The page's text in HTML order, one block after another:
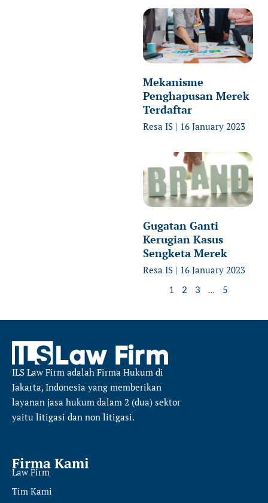
Mekanisme
Penghapusan Merek
Terdaftar
Resa IS 16 January 2023
Gugatan Ganti
Kerugian Kasus
Sengketa Merek
Resa IS 16 January 2023
1 2 3 … 5
ILS Law Firm adalah Firma Hukum di
Jakarta, Indonesia yang memberikan
layanan jasa hukum dalam 2 (dua) sektor
yaitu litigasi dan non litigasi.
Firma Kami
Law Firm
Tim Kami